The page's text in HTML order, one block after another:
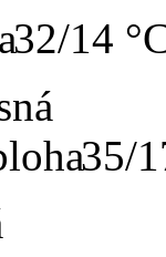
32/14
35/